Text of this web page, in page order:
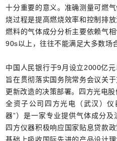
十分重要的意义。准确测量可燃
烧过程是提高燃烧效率和控制排
燃料的气体成分分析主要依赖气
90s以上，往往不能满足大多数场
中国人民银行于9月设立2000亿元
旨在贯彻落实国务院常务会议关
更新改造的决策部署。四方光电
全资子公司四方光电（武汉）
器”）是一家专业提供气体成分及
四方仪器积极响应国家贴息贷款政